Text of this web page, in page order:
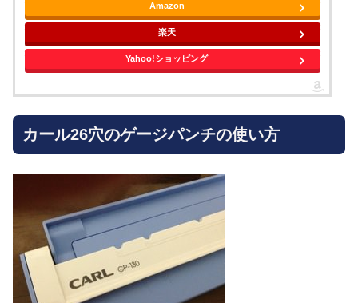
Amazon
楽天
Yahoo!ショッピング
カール26穴のゲージパンチの使い方